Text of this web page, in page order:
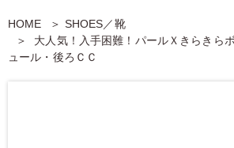
HOME
SHOES／靴
大人気！入手困難！パールＸきらきら
ュール・後ろＣＣ